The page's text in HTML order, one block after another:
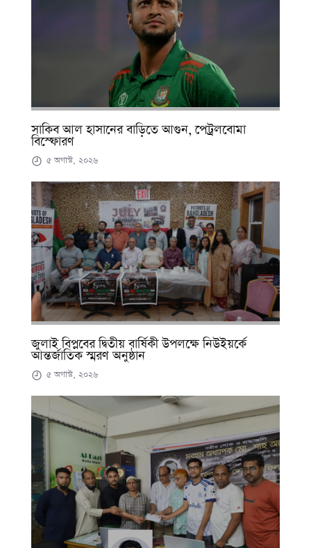
সাকিব আল হাসানের বাড়িতে আগুন, পেট্রলবোমা
বিস্ফোরণ
৫ অগাস্ট, ২০২৬
জুলাই বিপ্লবের দ্বিতীয় বার্ষিকী উপলক্ষে নিউইয়র্কে
আন্তর্জাতিক স্মরণ অনুষ্ঠান
৫ অগাস্ট, ২০২৬